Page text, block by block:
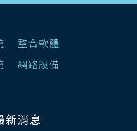
整合軟體
網路設備
新消息